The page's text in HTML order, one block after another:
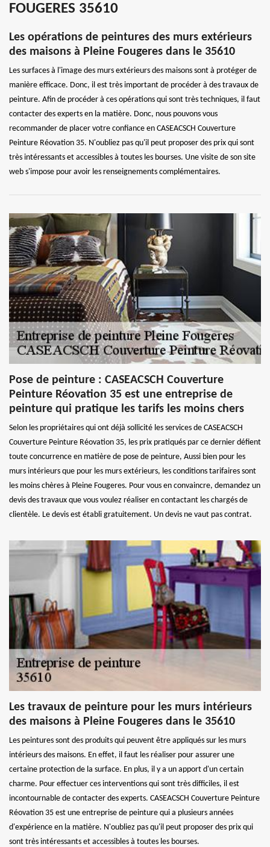
FOUGERES 35610
Les opérations de peintures des murs extérieurs
des maisons à Pleine Fougeres dans le 35610
Les surfaces à l'image des murs extérieurs des maisons sont à protéger de
manière efficace. Donc, il est très important de procéder à des travaux de
peinture. Afin de procéder à ces opérations qui sont très techniques, il faut
contacter des experts en la matière. Donc, nous pouvons vous
recommander de placer votre confiance en CASEACSCH Couverture
Peinture Réovation 35. N'oubliez pas qu'il peut proposer des prix qui sont
très intéressants et accessibles à toutes les bourses. Une visite de son site
web s'impose pour avoir les renseignements complémentaires.
Pose de peinture : CASEACSCH Couverture
Peinture Réovation 35 est une entreprise de
peinture qui pratique les tarifs les moins chers
Selon les propriétaires qui ont déjà sollicité les services de CASEACSCH
Couverture Peinture Réovation 35, les prix pratiqués par ce dernier défient
toute concurrence en matière de pose de peinture, Aussi bien pour les
murs intérieurs que pour les murs extérieurs, les conditions tarifaires sont
les moins chères à Pleine Fougeres. Pour vous en convaincre, demandez un
devis des travaux que vous voulez réaliser en contactant les chargés de
clientèle. Le devis est établi gratuitement. Un devis ne vaut pas contrat.
Les travaux de peinture pour les murs intérieurs
des maisons à Pleine Fougeres dans le 35610
Les peintures sont des produits qui peuvent être appliqués sur les murs
intérieurs des maisons. En effet, il faut les réaliser pour assurer une
certaine protection de la surface. En plus, il y a un apport d'un certain
charme. Pour effectuer ces interventions qui sont très difficiles, il est
incontournable de contacter des experts. CASEACSCH Couverture Peinture
Réovation 35 est une entreprise de peinture qui a plusieurs années
d'expérience en la matière. N'oubliez pas qu'il peut proposer des prix qui
sont très intéressants et accessibles à toutes les bourses.